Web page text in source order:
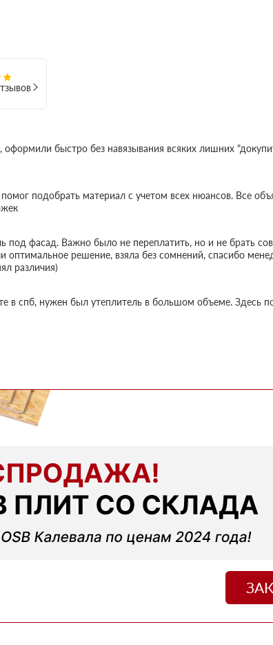
оформили быстро без навязывания всяких лишних
подобрать материал с учетом всех нюансов. Все
под фасад. Важно было не переплатить, но и не брать
оптимальное решение, взяла без сомнений, спасибо
различия)
в спб, нужен был утеплитель в большом объеме. Здесь
для дачи. Объем небольшой, но отношение
срочно. В термодом впервые покупал, быстро
компанию впервые. Сравнивали с другими
что оплата после получения, муж принял доставку
доставку сделали без задержек и больше сказать нечего,
для перекрытий. Менеджер Денис объяснил
оптимальный вариант по цене. Доставили без задержек